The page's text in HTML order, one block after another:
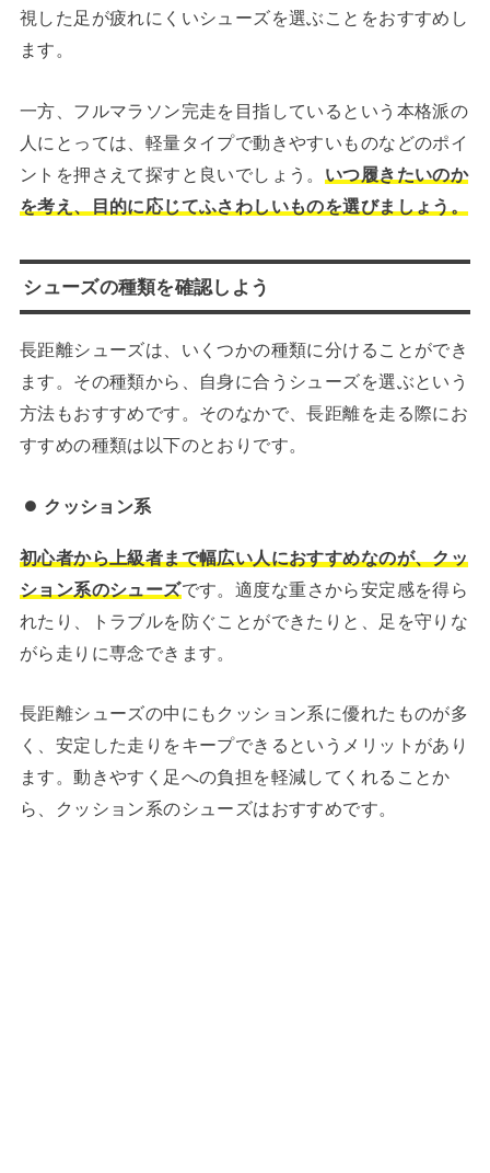
視した足が疲れにくいシューズを選ぶことをおすすめし
ます。
一方、フルマラソン完走を目指しているという本格派の
人にとっては、軽量タイプで動きやすいものなどのポイ
ントを押さえて探すと良いでしょう。 いつ履きたいのか
を考え、目的に応じてふさわしいものを選びましょう。
シューズの種類を確認しよう
長距離シューズは、いくつかの種類に分けることができ
ます。その種類から、自身に合うシューズを選ぶという
方法もおすすめです。そのなかで、長距離を走る際にお
すすめの種類は以下のとおりです。
クッション系
初心者から上級者まで幅広い人におすすめなのが、クッ
ション系のシューズです。適度な重さから安定感を得ら
れたり、トラブルを防ぐことができたりと、足を守りな
がら走りに専念できます。
長距離シューズの中にもクッション系に優れたものが多
く、安定した走りをキープできるというメリットがあり
ます。動きやすく足への負担を軽減してくれることか
ら、クッション系のシューズはおすすめです。